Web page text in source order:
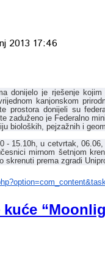
2013 17:46
donijelo je rješenje
kanjonskom
prostora donijeli su
zaduženo je Federalno
bioloških, pejzažnih i
- 15.10h, u cetvrtak,
mirnom šetnjom
skrenuti prema zgradi